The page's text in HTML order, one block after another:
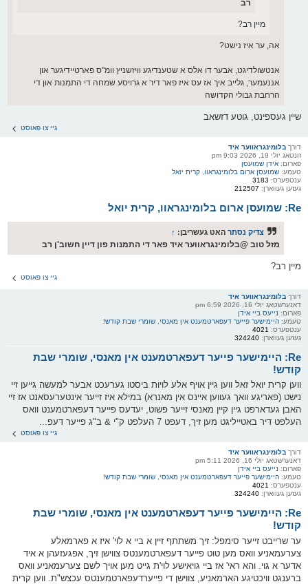
רב
מיין רב?
אה, ער איז נישט?
אנטשולדיגט, אבער דו אלס א שטענדיגע וויזשניץ וומ"ס פארטיידיגער און
אננעמער, גלייב איך אז עס איז פאר דיר א גרויסע שמחה די התמנות און די
הרחבת גבולי הקדושה
שיין געספינט, גוטע דזשאב
גיי צו פאוסט
דורך בלומינגראווער איד
זונטאג יולי 19, 2026 9:03 pm
פארום: אידן שמועסן
טעמע: שמועסן ארום בלומינגראוו, קרית יואל
ענטפערס: 3183
געזען געווארן: 212507
Re: שמועסן ארום בלומינגראוו, קרית יואל
צדיק נסתר האט געשריבן: ↑
מזל טוב @בלומינגראווער איד פאר די התמנות פון דיין חשוב'ן רב
מיין רב?
גיי צו פאוסט
דורך בלומינגראווער איד
דאנערשטאג יולי 16, 2026 6:59 pm
פארום: נייעס ביי אידן
טעמע: היימישער פייער דעפארטמענט אין מאנסי, שומרי שבת קודש!
ענטפערס: 4021
געזען געווארן: 324240
Re: היימישער פייער דעפארטמענט אין מאנסי, שומרי שבת
קודש!
ווען קרית יואל זאל ווען גיין אויף אלע לויות ביסטו גערעכט אבער למעשה גייען זיי
נישט (פאריגע וואך געווען איינס אין מאנרא) במילא איז זייער אינטערעסאנט אז זיי
האבן געדארפט גיין קיין מאנסי זייער פשוט, יעדעס פייער דעפארטמענט וואס
העלפט דיר באטייליגט מען זיך, דעפט 7 העלפט ק"י & ב"ג פייער דעפ...
גיי צו פאוסט
דורך בלומינגראווער איד
דאנערשטאג יולי 16, 2026 5:11 pm
פארום: נייעס ביי אידן
טעמע: היימישער פייער דעפארטמענט אין מאנסי, שומרי שבת קודש!
ענטפערס: 4021
געזען געווארן: 324240
Re: היימישער פייער דעפארטמענט אין מאנסי, שומרי שבת
קודש!
ער שרייבט זייער סימפל: זיך משתתף זיין א ביי א לוי' איז א פארמאלע
צערעמאניע וואס מען טוט פייער דעפארטמענטס צווישן זיך, אפגעזעהן א איד
אדער א גוי. והא ראי' אז ביי גויאישע לוי'ת גייט מען אויך לשם צערעמאניע וואס
ברענגט וויכטיגע הארמאניע, צווישן די פייערדעפארטמענטס עכצש"ת. ווען קרית